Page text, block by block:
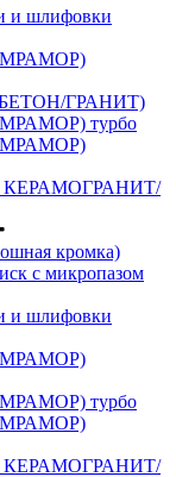
и шлифовки
МРАМОР)
ГРАНИТ)
турбо
МРАМОР)
КЕРАМОГРАНИТ/
кромка)
с микропазом
и шлифовки
МРАМОР)
турбо
МРАМОР)
КЕРАМОГРАНИТ/